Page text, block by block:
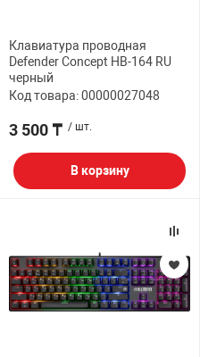
Клавиатура проводная
Defender Concept HB-164 RU
черный
Код товара: 00000027048
3 500 ₸ / шт.
В корзину